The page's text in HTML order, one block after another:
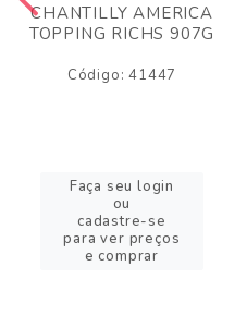
CHANTILLY AMERICA
TOPPING RICHS 907G
Código: 41447
Faça seu login
ou
cadastre-se
para ver preços
e comprar